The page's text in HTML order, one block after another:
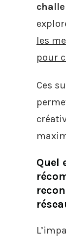
les
pour
Ces
Quel